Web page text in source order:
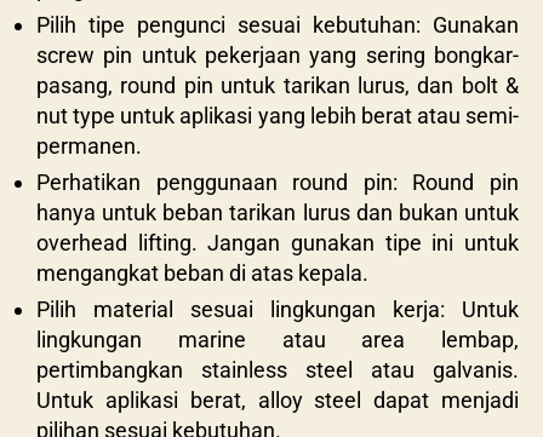
Pilih tipe pengunci sesuai kebutuhan: Gunakan
screw pin untuk pekerjaan yang sering bongkar-
pasang, round pin untuk tarikan lurus, dan bolt &
nut type untuk aplikasi yang lebih berat atau semi-
permanen.
Perhatikan penggunaan round pin: Round pin
hanya untuk beban tarikan lurus dan bukan untuk
overhead lifting. Jangan gunakan tipe ini untuk
mengangkat beban di atas kepala.
Pilih material sesuai lingkungan kerja: Untuk
lingkungan marine atau area lembap,
pertimbangkan stainless steel atau galvanis.
Untuk aplikasi berat, alloy steel dapat menjadi
pilihan sesuai kebutuhan.